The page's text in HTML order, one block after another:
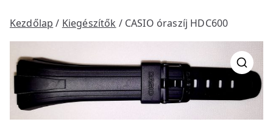
küzlet
Kezdőlap / Kiegészítők / CASIO óraszíj HDC600